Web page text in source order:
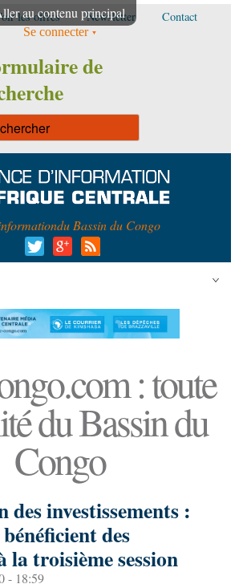
au contenu principal
les offres Newsletter Contact
Se connecter
de
du Bassin du Congo
: toute
du Bassin du
Congo
des investissements :
des
la troisième session
- 18:59